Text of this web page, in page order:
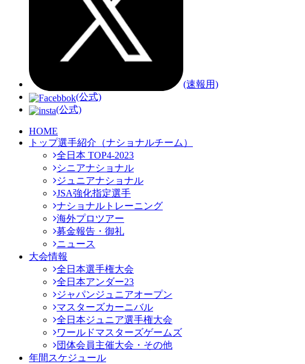
(速報用)
(公式)
(公式)
HOME
トップ選手紹介（ナショナルチーム）
全日本 TOP4-2023
シニアナショナル
ジュニアナショナル
JSA強化指定選手
ナショナルトレーニング
海外プロツアー
募金報告・御礼
ニュース
大会情報
全日本選手権大会
全日本アンダー23
ジャパンジュニアオープン
マスターズカーニバル
全日本ジュニア選手権大会
ワールドマスターズゲームズ
団体会員主催大会・その他
年間スケジュール